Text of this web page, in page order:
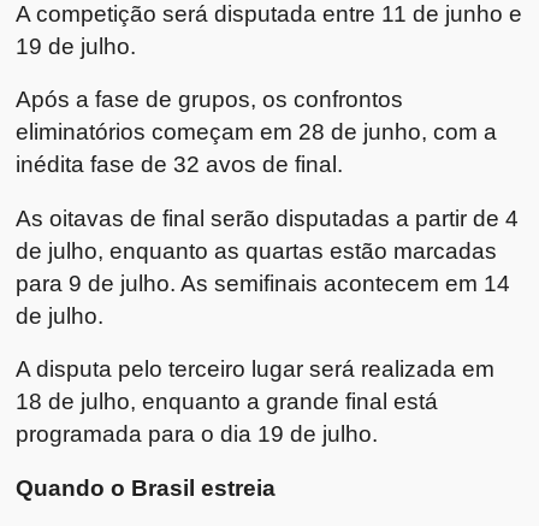
A competição será disputada entre 11 de junho e
19 de julho.
Após a fase de grupos, os confrontos
eliminatórios começam em 28 de junho, com a
inédita fase de 32 avos de final.
As oitavas de final serão disputadas a partir de 4
de julho, enquanto as quartas estão marcadas
para 9 de julho. As semifinais acontecem em 14
de julho.
A disputa pelo terceiro lugar será realizada em
18 de julho, enquanto a grande final está
programada para o dia 19 de julho.
Quando o Brasil estreia